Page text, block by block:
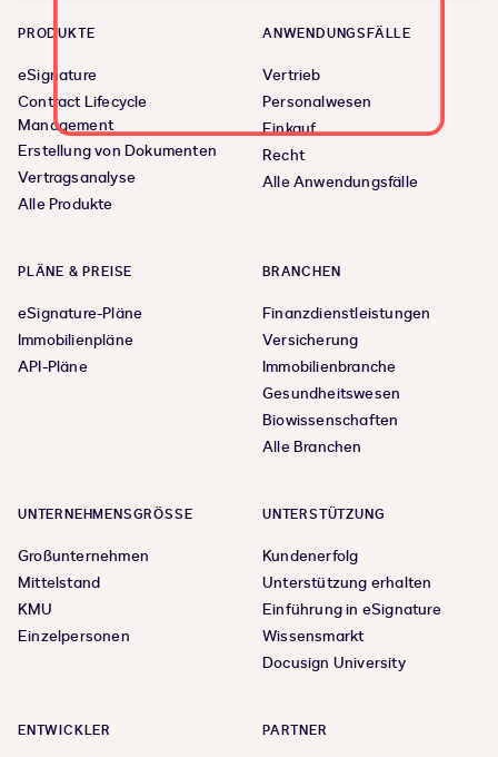
PRODUKTE
eSignature
Contract Lifecycle
Management
Erstellung von Dokumenten
Vertragsanalyse
Alle Produkte
ANWENDUNGSFÄLLE
Vertrieb
Personalwesen
Einkauf
Recht
Alle Anwendungsfälle
PLÄNE & PREISE
eSignature-Pläne
Immobilienpläne
API-Pläne
BRANCHEN
Finanzdienstleistungen
Versicherung
Immobilienbranche
Gesundheitswesen
Biowissenschaften
Alle Branchen
UNTERNEHMENSGRÖSSE
Großunternehmen
Mittelstand
KMU
Einzelpersonen
UNTERSTÜTZUNG
Kundenerfolg
Unterstützung erhalten
Einführung in eSignature
Wissensmarkt
Docusign University
ENTWICKLER PARTNER